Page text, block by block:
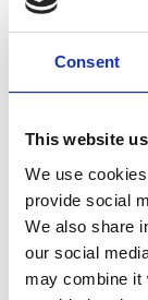
Consent
This website
We use
provide social
We also share
our social
may combine it
Que puis-
Vous pouvez
papier
d’imprimante.
agrafes, les
documents tels